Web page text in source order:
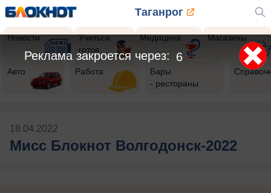
Таганрог
Новости
Учиться
готов
Медицина Магазины
Авто Работа
Бары
- рестораны
18.04.2022
Мисс Блокнот Волгодонск-2022
6
Реклама закроется через: